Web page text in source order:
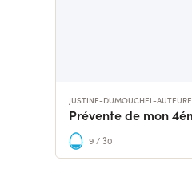
JUSTINE-DUMOUCHEL-AUTEURE
9 / 30